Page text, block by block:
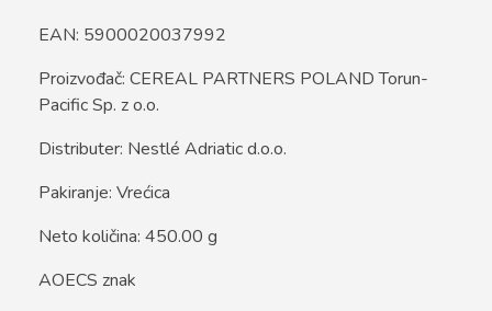
EAN: 5900020037992
Proizvođač: CEREAL PARTNERS POLAND Torun-
Pacific Sp. z o.o.
Distributer: Nestlé Adriatic d.o.o.
Pakiranje: Vrećica
Neto količina: 450.00 g
AOECS znak